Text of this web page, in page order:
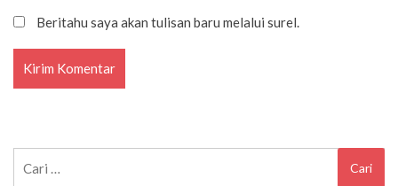
Beritahu saya akan tulisan baru melalui surel.
untuk: